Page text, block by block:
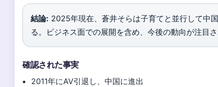
結論: 2025年現在、蒼井そらは子育てと並行して中
る。ビジネス面での展開を含め、今後の動向が注目
確認された事実
2011年にAV引退し、中国に進出